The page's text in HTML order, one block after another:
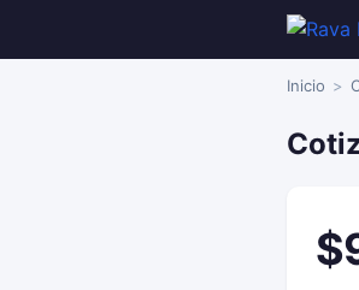
Inicio